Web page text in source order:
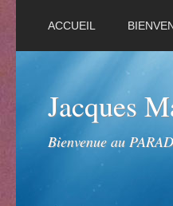
ACCUEIL
Jacques
Bienvenue au